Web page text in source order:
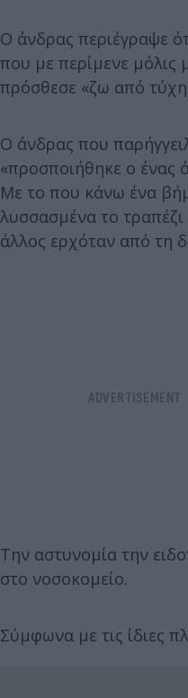
Ο άνδρας περιέγραψε
που με περίμενε μόλις
πρόσθεσε «ζω από
Ο άνδρας που
«προσποιήθηκε ο ένας
Με το που κάνω ένα
λυσσασμένα το
άλλος ερχόταν από τη
Την αστυνομία την
στο νοσοκομείο.
Σύμφωνα με τις ίδιες